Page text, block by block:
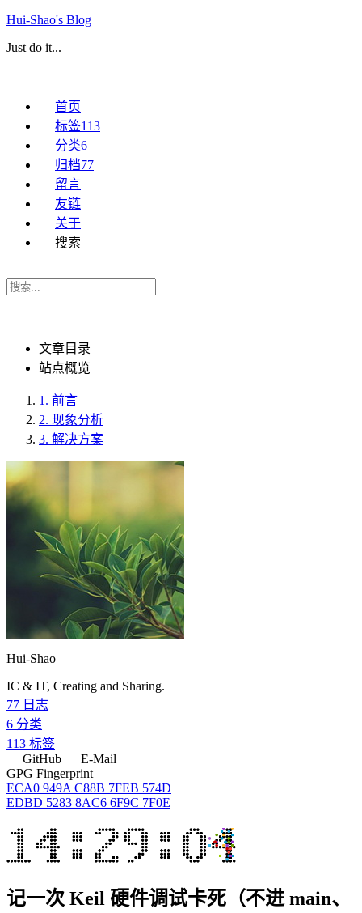
Hui-Shao's Blog
Just do it...
首页
标签113
分类6
归档77
留言
友链
关于
搜索
文章目录
站点概览
1. 前言
2. 现象分析
3. 解决方案
Hui-Shao
IC & IT, Creating and Sharing.
77 日志
6 分类
113 标签
GitHub
E-Mail
GPG Fingerprint
ECA0 949A C88B 7FEB 574D
EDBD 5283 8AC6 6F9C 7F0E
记一次 Keil 硬件调试卡死（不进 main、